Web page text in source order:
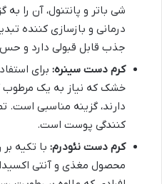
شی باتر و پانتنول، آن را
درمانی و بازسازی کننده
جذب قابل قبولی دارد و حس
کرم دست سینره: برای
خشک که نیاز به یک مرطوب
دارند، گزینه مناسبی است.
کنندگی پوست است.
کرم دست نئودرم:
محصول مغذی و آنتی